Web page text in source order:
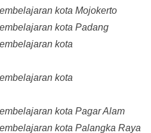
kota Mojokerto
kota Padang
kota
kota
kota Pagar Alam
kota Palangka Raya